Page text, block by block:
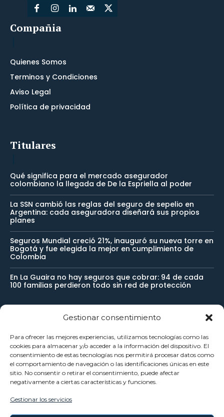
Gestionar consentimiento
Para ofrecer las mejores experiencias, utilizamos tecnologías como las
cookies para almacenar y/o acceder a la información del dispositivo. El
consentimiento de estas tecnologías nos permitirá procesar datos como
el comportamiento de navegación o las identificaciones únicas en este
sitio. No consentir o retirar el consentimiento, puede afectar
negativamente a ciertas características y funciones.
Gestionar los servicios
Compañia
Quienes Somos
Terminos y Condiciones
Aviso Legal
Política de privacidad
Titulares
Qué significa para el mercado asegurador
colombiano la llegada de De la Espriella al poder
La SSN cambió las reglas del seguro de sepelio en
Argentina: cada aseguradora diseñará sus propios
planes
Seguros Mundial creció 21%, inauguró su nueva torre en
Bogotá y fue elegida la mejor en cumplimiento de
Colombia
En La Guaira no hay seguros que cobrar: 94 de cada
100 familias perdieron todo sin red de protección
Newsletter
Reciba noticias importantes directamente en su buzón de
entrada y manténgase conectado.